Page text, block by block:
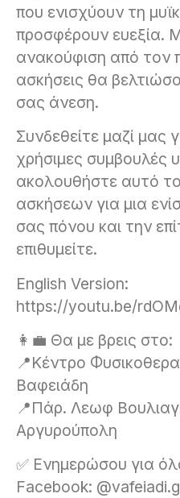
που ενισχύουν τη
προσφέρουν ευεξία.
ανακούφιση από τον
ασκήσεις θα
σας άνεση.
Συνδεθείτε μαζί μας
χρήσιμες συμβουλές
ακολουθήστε αυτό
ασκήσεων για μια
σας πόνου και την
επιθυμείτε.
English Version:
https://youtu.be/
👩‍💼 Θα με βρεις στο:
📍Κέντρο
Βαφειάδη
📍Πάρ. Λεωφ
Αργυρούπολη
✅ Ενημερώσου για
Facebook: